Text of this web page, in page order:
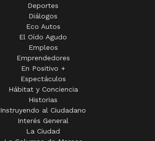
Deportes
Diálogos
Eco Autos
El Oído Agudo
Empleos
Emprendedores
En Positivo +
Espectáculos
Hábitat y Conciencia
Historias
Instruyendo al Ciudadano
Interés General
La Ciudad